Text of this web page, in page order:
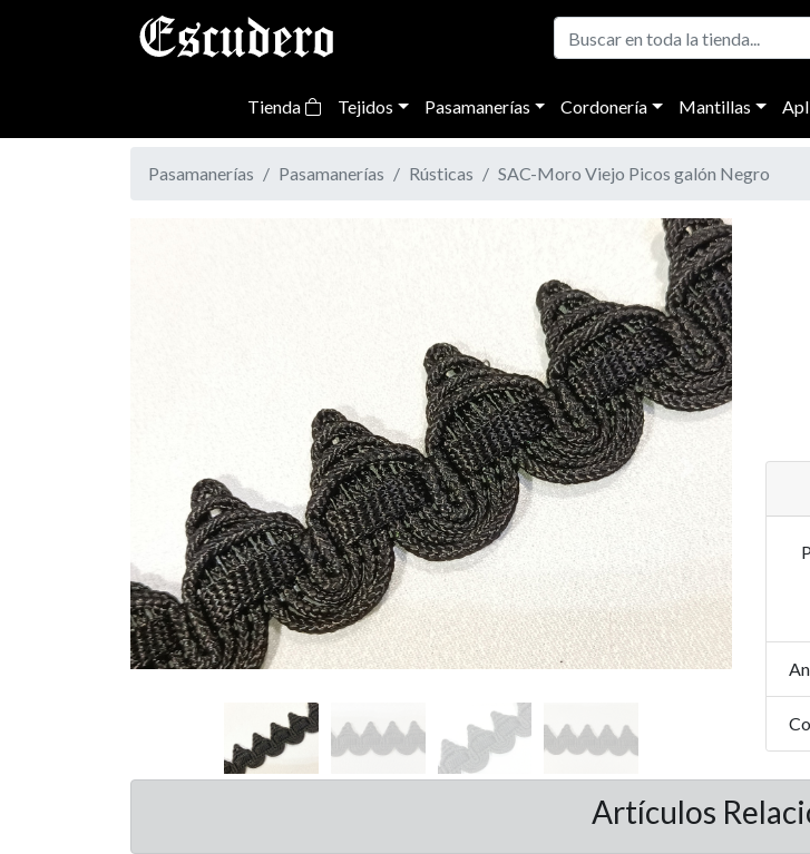
Tienda Tejidos Pasamanerías Cordonería Mantillas
Pasamanerías Pasamanerías Rústicas SAC-Moro Viejo Picos galón Negro
Previous
Artículos